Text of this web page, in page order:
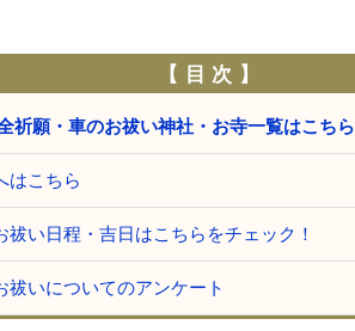
【 目 次 】
祈願・車のお祓い神社・お寺一覧はこちら
はこちら
い日程・吉日はこちらをチェック！
祓いについてのアンケート